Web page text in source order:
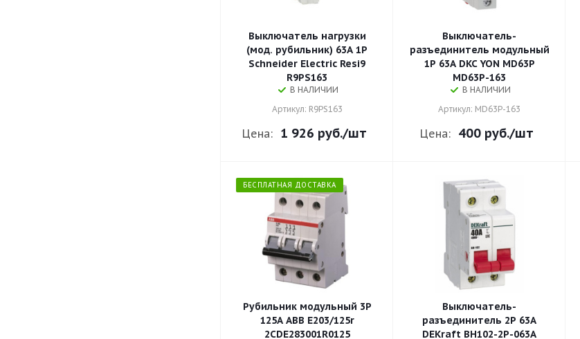
Выключатель нагрузки
(мод. рубильник) 63А 1P
Schneider Electric Resi9
R9PS163
В НАЛИЧИИ
Артикул: R9PS163
Цена: 1 926 руб./шт
Выключатель-
разъединитель модульный
1P 63А DKC YON MD63P
MD63P-163
В НАЛИЧИИ
Артикул: MD63P-163
Цена: 400 руб./шт
БЕСПЛАТНАЯ ДОСТАВКА
Рубильник модульный 3P
125A ABB E203/125r
2CDE283001R0125
Выключатель-
разъединитель 2P 63A
DEKraft ВН102-2P-063A